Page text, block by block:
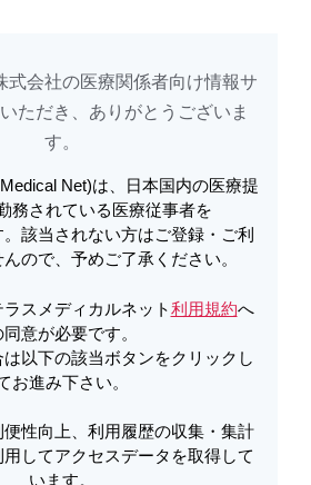
では、利便性向上、利用履歴の収集・集計のた
データを取得しています。詳しくは 利用規約
ケアOD錠電子添文
ア
をダウンロード
式会社の医療関係者向け情報サ
ただき、ありがとうございま
す。​
Net)は、日本国内の医療提
務されている医療従事者を
該当されない方はご登録・ご利
ので、予めご了承ください。
スメディカルネット利用規約へ
同意が必要です。
以下の該当ボタンをクリックし
お進み下さい。
性向上、利用履歴の収集・集計
してアクセスデータを取得して
います。